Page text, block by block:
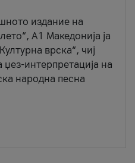
издание на
А1 Македонија ја
врска“, чиј
интерпретација на
народна песна